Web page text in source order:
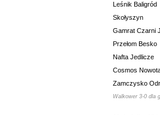
Leśnik Baligród
Skołyszyn
Gamrat Czarni
Przełom Besko
Nafta Jedlicze
Cosmos
Zamczysko
Walkower 3-0 dla